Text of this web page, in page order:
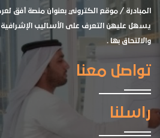
المبادرة / موقع الكتروني بعنوان منصة أفق
يسهل عليهن التعرف على الأساليب
والالتحاق بها .
تواصل معنا
راسلنا